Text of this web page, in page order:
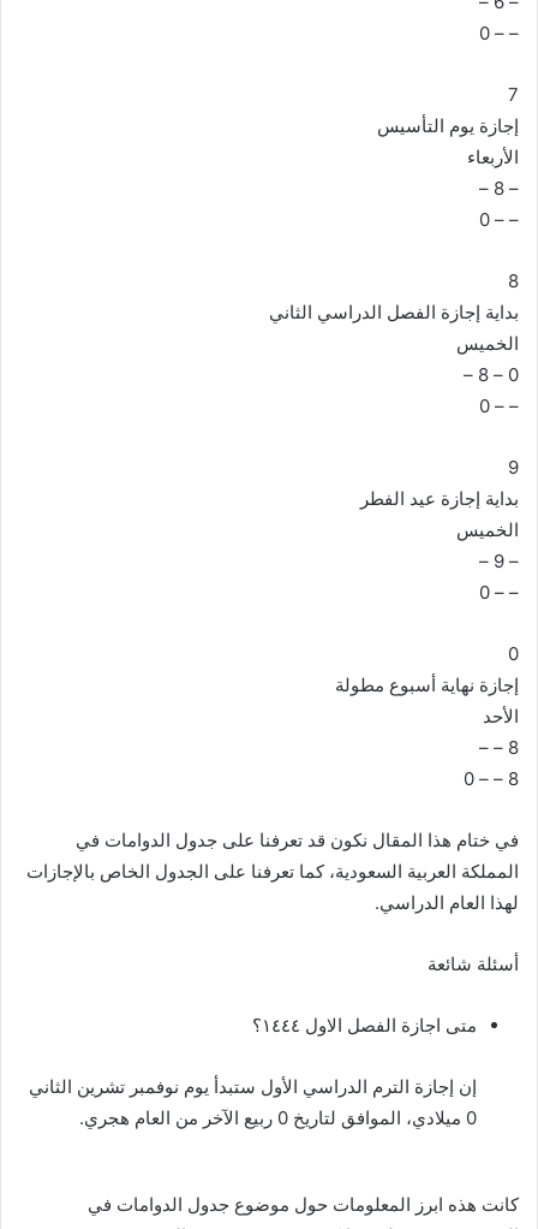
– – 0
7
إجازة يوم التأسيس
الأربعاء
– 8 –
– – 0
8
بداية إجازة الفصل الدراسي الثاني
الخميس
0 – 8 –
– – 0
9
بداية إجازة عيد الفطر
الخميس
– 9 –
– – 0
0
إجازة نهاية أسبوع مطولة
الأحد
8 – –
8 – – 0
في ختام هذا المقال نكون قد تعرفنا على جدول الدوامات في
المملكة العربية السعودية، كما تعرفنا على الجدول الخاص بالإجازات
لهذا العام الدراسي.
أسئلة شائعة
متى اجازة الفصل الاول ١٤٤٤؟
إن إجازة الترم الدراسي الأول ستبدأ يوم نوفمبر تشرين الثاني
0 ميلادي، الموافق لتاريخ 0 ربيع الآخر من العام هجري.
كانت هذه ابرز المعلومات حول موضوع جدول الدوامات في